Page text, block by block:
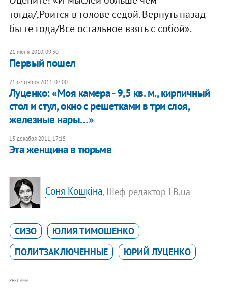
тогда/,Роится в голове седой. Вернуть назад
бы те года/Все остальное взять с собой».
21 июня 2010, 09:30
Первый пошел
21 сентября 2011, 07:00
Луценко: «Моя камера - 9,5 кв. м., кирпичный
стол и стул, окно с решетками в три слоя,
железные нары…»
13 декабря 2011, 17:15
Эта женщина в тюрьме
Соня Кошкіна, Шеф-редактор LB.ua
СИЗО
ЮЛИЯ ТИМОШЕНКО
ПОЛИТЗАКЛЮЧЕННЫЕ
ЮРИЙ ЛУЦЕНКО
РЕКЛАМА